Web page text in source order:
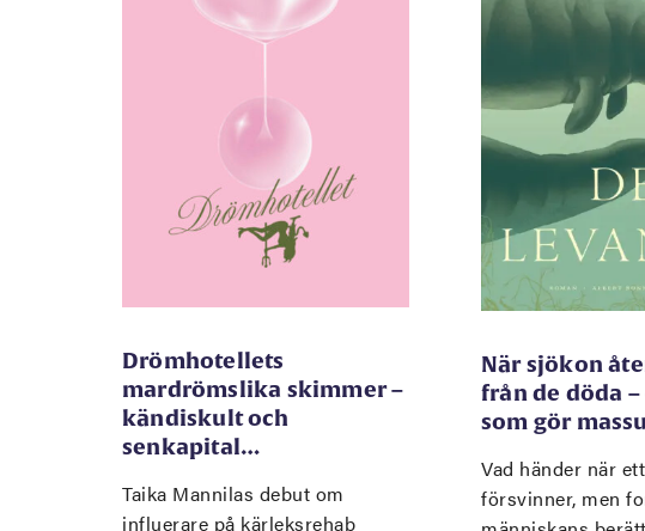
Drömhotellets
mardrömslika skimmer –
kändiskult och
senkapital…
Taika Mannilas debut om
influerare på kärleksrehab
När sjökon
från de döda
som gör
Vad händer när
försvinner, men